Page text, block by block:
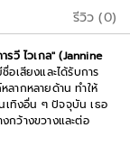
รีวิว (0)
วี ไวเกล" (Jannine
เสียงและได้รับการ
ากหลายด้าน ทำให้
เทิงอื่น ๆ ปัจจุบัน เธอ
กว้างขวางและต่อ